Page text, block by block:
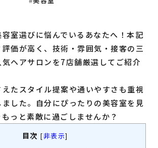
室選びに悩んでいるあなたへ！本記
価が高く、技術・雰囲気・接客の三
ヘアサロンを7店舗厳選してご紹介
えたスタイル提案や通いやすさも重視
ました。自分にぴったりの美容室を見
っと素敵に過ごしませんか？
目次 [非表示]